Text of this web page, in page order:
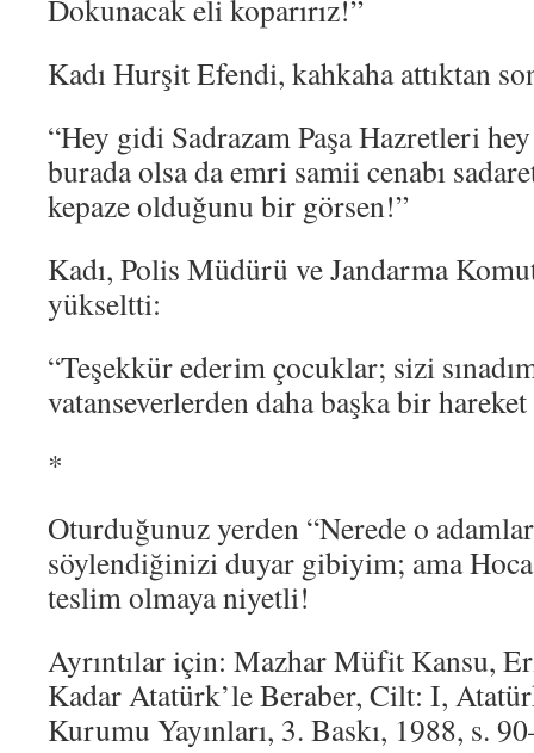
Dokunacak eli koparırız!”
Kadı Hurşit Efendi, kahkaha attıktan
“Hey gidi Sadrazam Paşa Hazretleri
burada olsa da emri samii cenabı
kepaze olduğunu bir görsen!”
Kadı, Polis Müdürü ve Jandarma
yükseltti:
“Teşekkür ederim çocuklar; sizi
vatanseverlerden daha başka bir
*
Oturduğunuz yerden “Nerede o
söylendiğinizi duyar gibiyim; ama
teslim olmaya niyetli!
Ayrıntılar için: Mazhar Müfit Kansu,
Kadar Atatürk’le Beraber, Cilt: I,
Kurumu Yayınları, 3. Baskı, 1988, s.